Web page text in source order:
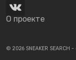
О проекте
© 2026 SNEAKER